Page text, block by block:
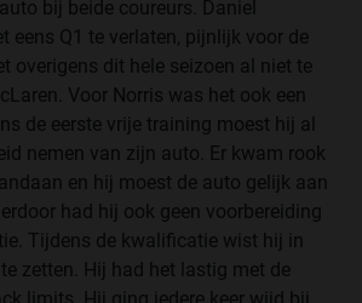
bij beide coureurs. Daniel
eens Q1 te verlaten, pijnlijk voor de
overigens dit hele seizoen al niet te
Voor Norris was het ook een
de eerste vrije training moest hij al
nemen van zijn auto. Er kwam rook
en hij moest de auto gelijk aan
had hij ook geen voorbereiding
Tijdens de kwalificatie wist hij in
zetten. Hij had het lastig met de